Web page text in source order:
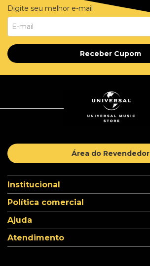
Digite seu melhor e-mail
Receber Cupom
Área do Revendedor
Institucional
Política comercial
Ajuda
Atendimento